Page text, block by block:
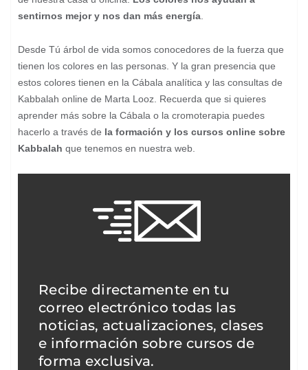
sentirnos mejor y nos dan más energía
Desde Tú árbol de vida somos conocedores de la fuerza que
tienen los colores en las personas. Y la gran presencia que
estos colores tienen en la Cábala analítica y las consultas de
Kabbalah online de Marta Looz. Recuerda que si quieres
aprender más sobre la Cábala o la cromoterapia puedes
hacerlo a través de la formación y los cursos online sobre
Kabbalah que tenemos en nuestra web.
Recibe directamente en tu
correo electrónico todas las
noticias, actualizaciones, clases
e información sobre cursos de
forma exclusiva.